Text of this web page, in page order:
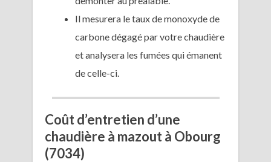
Il mesurera le taux de monoxyde de
carbone dégagé par votre chaudière
et analysera les fumées qui émanent
de celle-ci.
Coût d’entretien d’une
chaudière à mazout à Obourg
(7034)